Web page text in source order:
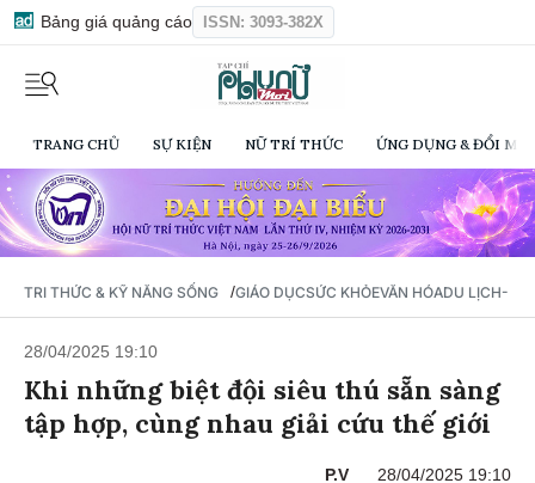
Bảng giá quảng cáo ISSN: 3093-382X
TRANG CHỦ SỰ KIỆN NỮ TRÍ THỨC ỨNG DỤNG & ĐỔI
TRI THỨC & KỸ NĂNG SỐNG /GIÁO DỤCSỨC KHỎEVĂN HÓADU LỊCH-
28/04/2025 19:10
Khi những biệt đội siêu thú sẵn sàng
tập hợp, cùng nhau giải cứu thế giới
P.V 28/04/2025 19:10